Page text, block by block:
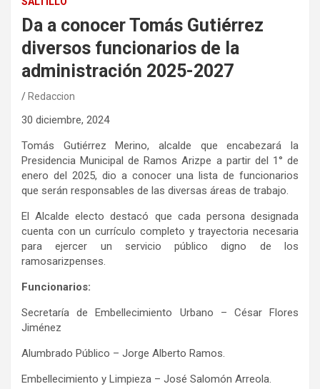
Da a conocer Tomás Gutiérrez
diversos funcionarios de la
administración 2025-2027
Redaccion
30 diciembre, 2024
Tomás Gutiérrez Merino, alcalde que encabezará la
Presidencia Municipal de Ramos Arizpe a partir del 1° de
enero del 2025, dio a conocer una lista de funcionarios
que serán responsables de las diversas áreas de trabajo.
El Alcalde electo destacó que cada persona designada
cuenta con un currículo completo y trayectoria necesaria
para ejercer un servicio público digno de los
ramosarizpenses.
Funcionarios:
Secretaría de Embellecimiento Urbano – César Flores
Jiménez
Alumbrado Público – Jorge Alberto Ramos.
Embellecimiento y Limpieza – José Salomón Arreola.